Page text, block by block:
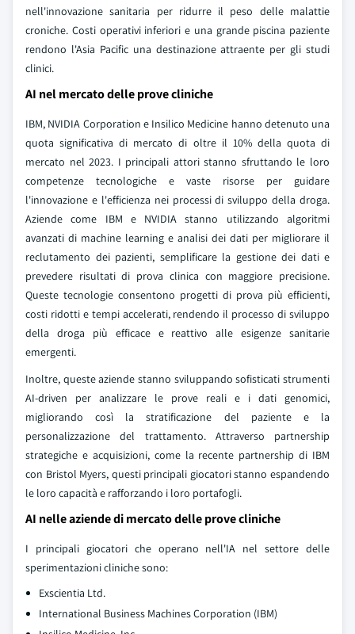
nell'innovazione sanitaria per ridurre il peso delle malattie
croniche. Costi operativi inferiori e una grande piscina paziente
rendono l'Asia Pacific una destinazione attraente per gli studi
clinici.
AI nel mercato delle prove cliniche
IBM, NVIDIA Corporation e Insilico Medicine hanno detenuto una
quota significativa di mercato di oltre il 10% della quota di
mercato nel 2023. I principali attori stanno sfruttando le loro
competenze tecnologiche e vaste risorse per guidare
l'innovazione e l'efficienza nei processi di sviluppo della droga.
Aziende come IBM e NVIDIA stanno utilizzando algoritmi
avanzati di machine learning e analisi dei dati per migliorare il
reclutamento dei pazienti, semplificare la gestione dei dati e
prevedere risultati di prova clinica con maggiore precisione.
Queste tecnologie consentono progetti di prova più efficienti,
costi ridotti e tempi accelerati, rendendo il processo di sviluppo
della droga più efficace e reattivo alle esigenze sanitarie
emergenti.
Inoltre, queste aziende stanno sviluppando sofisticati strumenti
AI-driven per analizzare le prove reali e i dati genomici,
migliorando così la stratificazione del paziente e la
personalizzazione del trattamento. Attraverso partnership
strategiche e acquisizioni, come la recente partnership di IBM
con Bristol Myers, questi principali giocatori stanno espandendo
le loro capacità e rafforzando i loro portafogli.
AI nelle aziende di mercato delle prove cliniche
I principali giocatori che operano nell'IA nel settore delle
sperimentazioni cliniche sono:
Exscientia Ltd.
International Business Machines Corporation (IBM)